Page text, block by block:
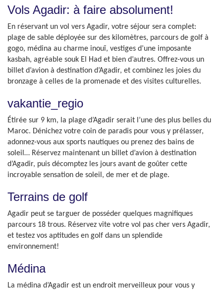
Vols Agadir: à faire absolument!
En réservant un vol vers Agadir, votre séjour sera complet:
plage de sable déployée sur des kilomètres, parcours de golf à
gogo, médina au charme inouï, vestiges d’une imposante
kasbah, agréable souk El Had et bien d’autres. Offrez-vous un
billet d’avion à destination d’Agadir, et combinez les joies du
bronzage à celles de la promenade et des visites culturelles.
vakantie_regio
Étirée sur 9 km, la plage d’Agadir serait l’une des plus belles du
Maroc. Dénichez votre coin de paradis pour vous y prélasser,
adonnez-vous aux sports nautiques ou prenez des bains de
soleil… Réservez maintenant un billet d’avion à destination
d’Agadir, puis décomptez les jours avant de goûter cette
incroyable sensation de soleil, de mer et de plage.
Terrains de golf
Agadir peut se targuer de posséder quelques magnifiques
parcours 18 trous. Réservez vite votre vol pas cher vers Agadir,
et testez vos aptitudes en golf dans un splendide
environnement!
Médina
La médina d’Agadir est un endroit merveilleux pour vous y